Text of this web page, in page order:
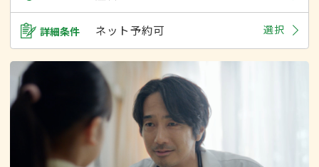
詳細条件 ネット予約可 選択